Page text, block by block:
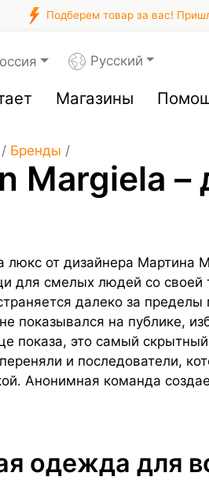
Подберем товар за вас!
Русский
Магазины
/ Бренды /
Margiela –
люкс от дизайнера Мартина
для смелых людей со своей
далеко за
показывался на публике,
показа, это самый
и последователи,
Анонимная команда
одежда для